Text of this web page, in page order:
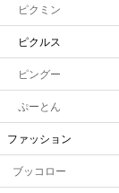
ピクミン
ピクルス
ピングー
ぷーとん
ファッション
ブッコロー